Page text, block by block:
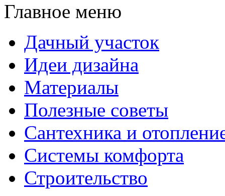
Главное меню
Дачный участок
Идеи дизайна
Материалы
Полезные советы
Сантехника и
Системы комфорта
Строительство